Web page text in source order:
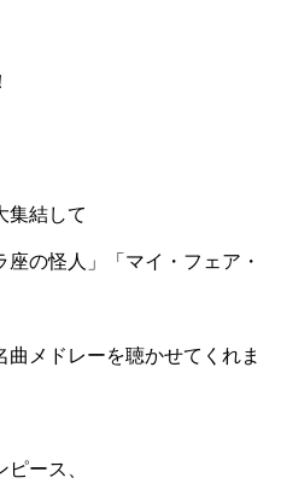
集結して
座の怪人」「マイ・フェア・
メドレーを聴かせてくれま
ース、